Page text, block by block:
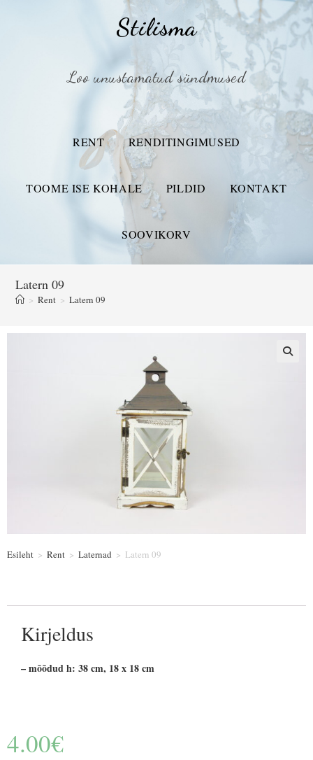
Stilisma
Loo unustamatud sündmused
RENT RENDITINGIMUSED
TOOME ISE KOHALE PILDID KONTAKT
SOOVIKORV
Latern 09
> Rent > Latern 09
Esileht > Rent > Laternad > Latern 09
Kirjeldus
– mõõdud h: 38 cm, 18 x 18 cm
4.00€